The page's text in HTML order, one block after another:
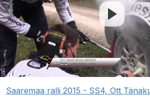
Saaremaa ralli 2015 - SS4, Ott